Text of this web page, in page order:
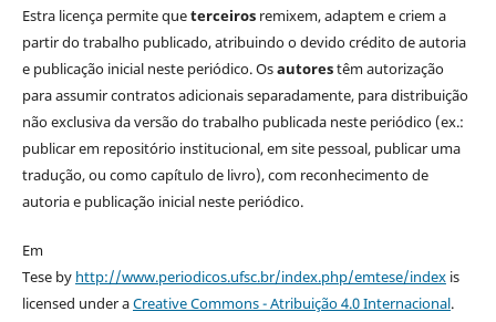
Estra licença permite queterceirosremixem, adaptem e criem a
partir do trabalho publicado, atribuindo o devido crédito de autoria
e publicação inicial neste periódico. Osautorestêm autorização
para assumir contratos adicionais separadamente, para distribuição
não exclusiva da versão do trabalho publicada neste periódico (ex.:
publicar em repositório institucional, em site pessoal, publicar uma
tradução, ou como capítulo de livro), com reconhecimento de
autoria e publicação inicial neste periódico.
Em
Tese by http://www.periodicos.ufsc.br/index.php/emtese/indexis
licensed under aCreative Commons - Atribuição 4.0 Internacional.